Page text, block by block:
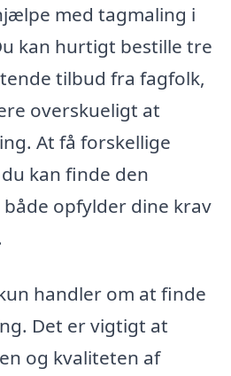
med tagmaling i
kan hurtigt bestille tre
tilbud fra fagfolk,
overskueligt at
At få forskellige
kan finde den
opfylder dine krav
handler om at finde
Det er vigtigt at
og kvaliteten af